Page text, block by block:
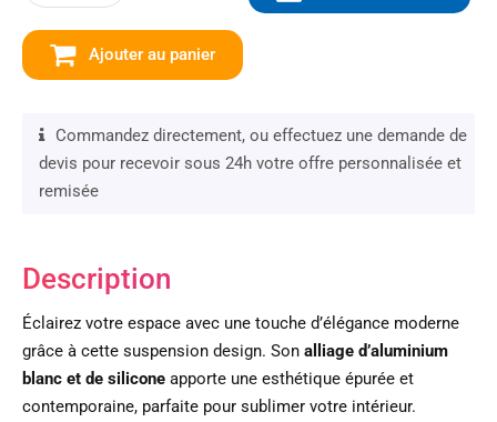
Ajouter au panier
Commandez directement, ou effectuez une demande de
devis pour recevoir sous 24h votre offre personnalisée et
remisée
Description
Éclairez votre espace avec une touche d’élégance moderne
grâce à cette suspension design. Son alliage d’aluminium
blanc et de silicone apporte une esthétique épurée et
contemporaine, parfaite pour sublimer votre intérieur.